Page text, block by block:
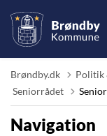
Brøndby.dk Politik
Tilbage til
Seniorrådet
Navigation